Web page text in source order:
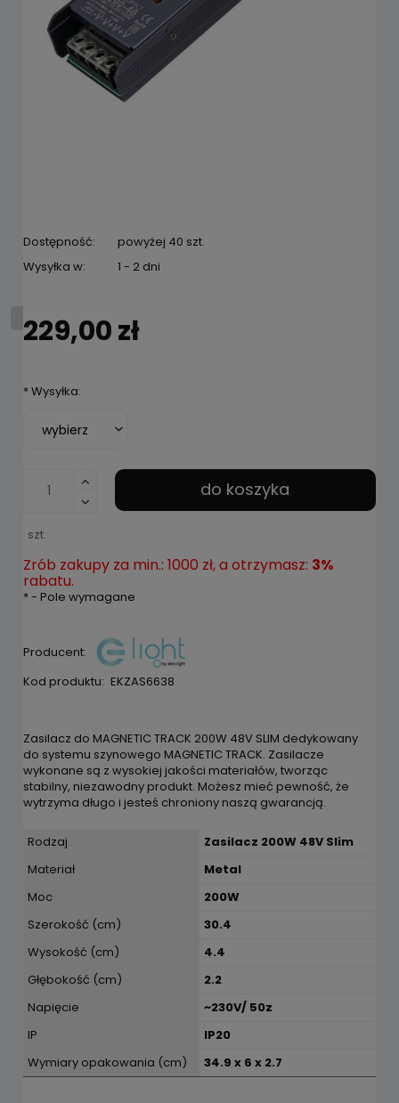
Dostępność:
powyżej 40 szt.
Wysyłka w:
1 - 2 dni
229,00 zł
*Wysyłka:
szt.
do koszyka
Zrób zakupy za min.: 1000 zł, a otrzymasz: 3%
rabatu.
*- Pole wymagane
Producent:
Kod produktu: EKZAS6638
Zasilacz do MAGNETIC TRACK 200W 48V SLIM dedykowany
do systemu szynowego MAGNETIC TRACK. Zasilacze
wykonane są z wysokiej jakości materiałów, tworząc
stabilny, niezawodny produkt. Możesz mieć pewność, że
wytrzyma długo i jesteś chroniony naszą gwarancją.
Rodzaj
Zasilacz 200W 48V Slim
Materiał
Metal
Moc
200W
Szerokość (cm)
30.4
Wysokość (cm)
4.4
Głębokość (cm)
2.2
Napięcie
~230V/ 50z
IP
IP20
Wymiary opakowania (cm)
34.9 x 6 x 2.7